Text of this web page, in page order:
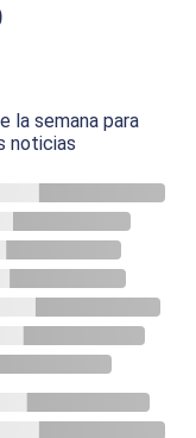
la semana para
noticias